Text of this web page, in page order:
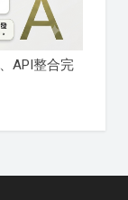
API整合完